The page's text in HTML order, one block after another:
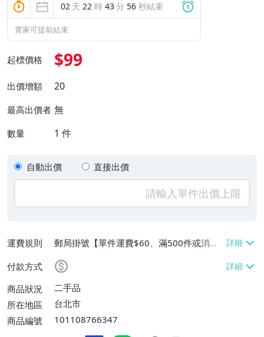
02 天 22 時 43分 55 秒結束
賣家可提前結束
起標價格 $99
出價增額 20
最高出價者 無
數量 1 件
自動出價 直接出價
運費規則
郵局掛號【單件運費$60、滿500件或消費
滿$20000免運費】
付款方式
商品狀況
二手品
所在地區
台北市
商品編號
101108766347